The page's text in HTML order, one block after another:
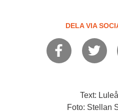
DELA VIA
Text:
Foto: Stellan